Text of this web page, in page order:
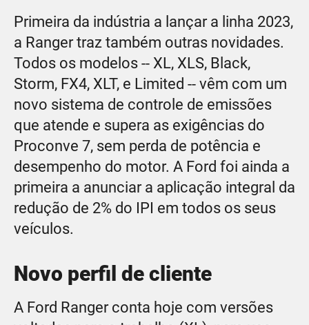
Primeira da indústria a lançar a linha 2023,
a Ranger traz também outras novidades.
Todos os modelos -- XL, XLS, Black,
Storm, FX4, XLT, e Limited -- vêm com um
novo sistema de controle de emissões
que atende e supera as exigências do
Proconve 7, sem perda de potência e
desempenho do motor. A Ford foi ainda a
primeira a anunciar a aplicação integral da
redução de 2% do IPI em todos os seus
veículos.
Novo perfil de cliente
A Ford Ranger conta hoje com versões